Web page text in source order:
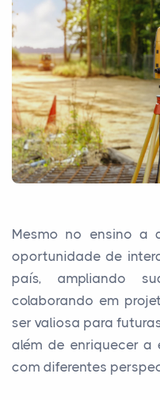
Mesmo no ensino a
oportunidade de
país, ampliando
colaborando em
ser valiosa para
além de enriquecer a
com diferentes